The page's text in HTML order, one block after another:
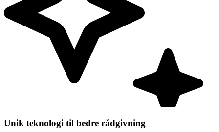
Unik teknologi til bedre rådgivning